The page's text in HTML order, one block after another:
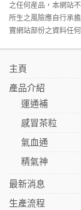
之任何産品，本網站
所生之風險應自行承
寶網站部份之資料任
主頁
產品介紹
運通補
感冒茶粒
氣血通
精氣神
最新消息
生產流程